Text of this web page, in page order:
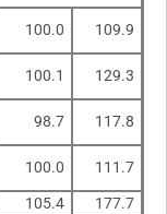
100.0 109.9
100.1 129.3
98.7 117.8
100.0 111.7
105.4
177.7